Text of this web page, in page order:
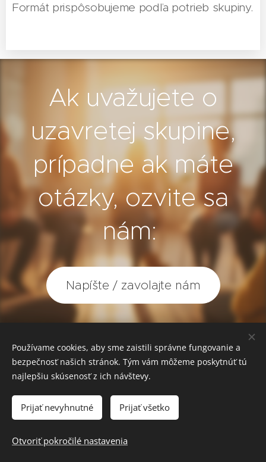
Formát prispôsobujeme podľa potrieb skupiny.
Ak uvažujete o
uzavretej skupine,
prípadne ak máte
otázky, ozvite sa
nám:
Napíšte / zavolajte nám
Praktické
informácie
Kde a kedy stretnutie
Používame cookies, aby sme zaistili správne fungovanie a
bezpečnosť našich stránok. Tým vám môžeme poskytnúť tú
najlepšiu skúsenosť z ich návštevy.
Prijať nevyhnutné Prijať všetko
Otvoriť pokročilé nastavenia